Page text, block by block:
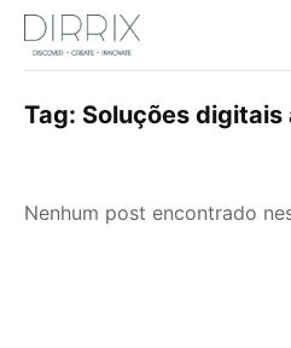
Tag: Soluções
Nenhum post encontrado